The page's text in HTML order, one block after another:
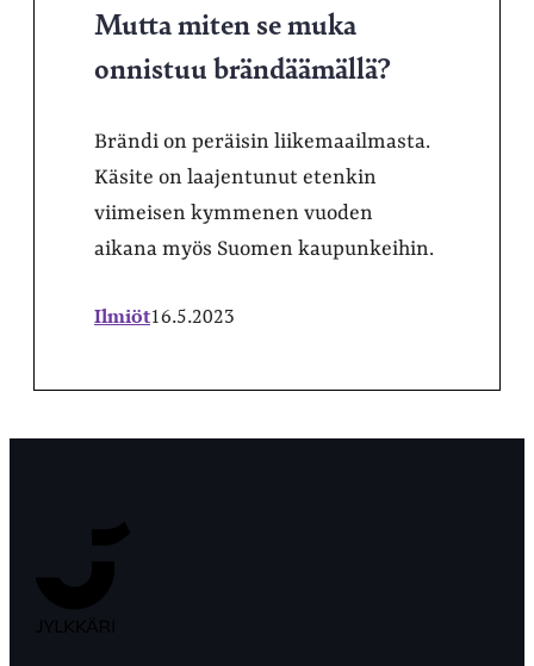
Mutta miten se muka
onnistuu brändäämällä?
Brändi on peräisin liikemaailmasta.
Käsite on laajentunut etenkin
viimeisen kymmenen vuoden
aikana myös Suomen kaupunkeihin.
Ilmiöt16.5.2023